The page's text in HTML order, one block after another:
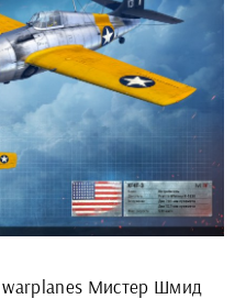
Мистер Шмид